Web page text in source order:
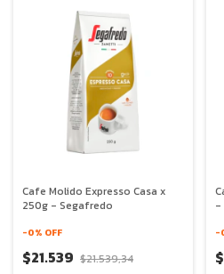
Cafe Molido Expresso Casa x
250g - Segafredo
-0% OFF
$21.539 $21.539,34
-
-